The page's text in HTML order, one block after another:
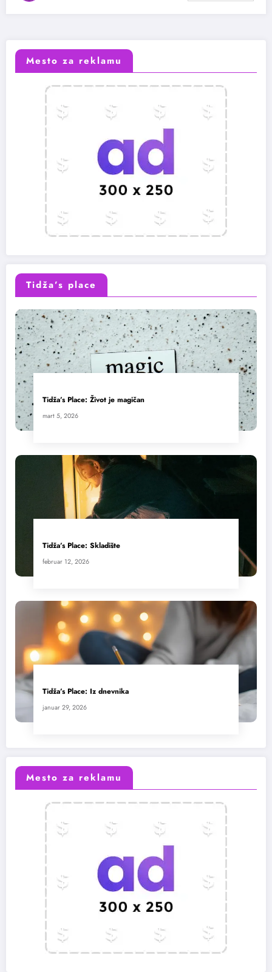
Mesto za reklamu
Tidža’s place
Tidža’s Place: Život je magičan
mart 5, 2026
Tidža’s Place: Skladište
februar 12, 2026
Tidža’s Place: Iz dnevnika
januar 29, 2026
Mesto za reklamu